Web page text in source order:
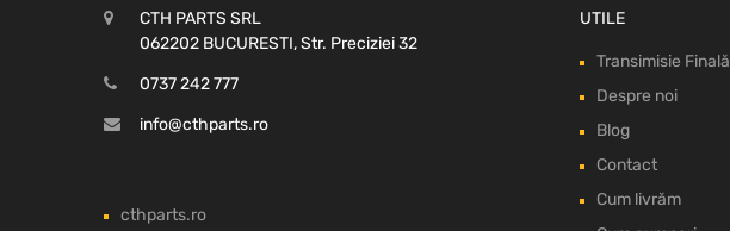
CTH PARTS SRL
062202 BUCURESTI, Str. Preciziei 32
0737 242 777
info@cthparts.ro
cthparts.ro
UTILE
Transimisie Finală
Despre noi
Blog
Contact
Cum livrăm